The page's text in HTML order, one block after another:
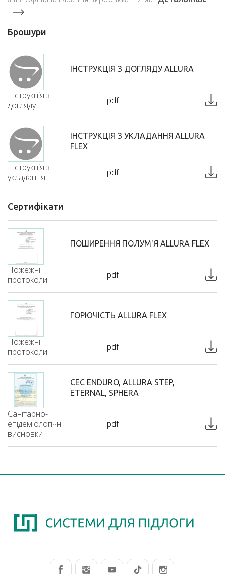
Брошури
ІНСТРУКЦІЯ З ДОГЛЯДУ ALLURA
Інструкція з
догляду
pdf
ІНСТРУКЦІЯ З УКЛАДАННЯ ALLURA
FLEX
Інструкція з
укладання
pdf
Сертифікати
ПОШИРЕННЯ ПОЛУМ'Я ALLURA FLEX
Пожежні
протоколи
pdf
ГОРЮЧІСТЬ ALLURA FLEX
Пожежні
протоколи
pdf
СЕС ENDURO, ALLURA STEP,
ETERNAL, SPHERA
Санітарно-
епідеміологічні
висновки
pdf